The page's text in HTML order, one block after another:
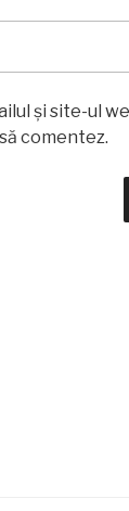
și site-ul
comentez.